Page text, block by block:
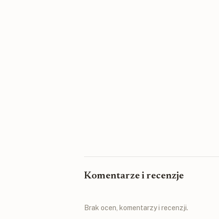
Komentarze i recenzje
Brak ocen, komentarzy i recenzji.